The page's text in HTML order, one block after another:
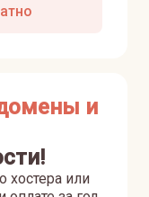
и
хостера или